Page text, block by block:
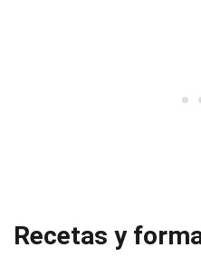
Recetas y